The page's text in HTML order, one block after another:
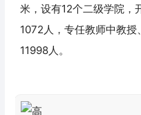
米，设有12个二级学院，
1072人，专任教师中教
11998人。